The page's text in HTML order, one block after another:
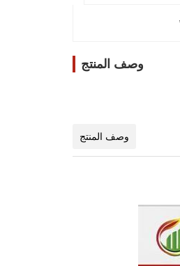
وصف المنتج
وصف المنتج